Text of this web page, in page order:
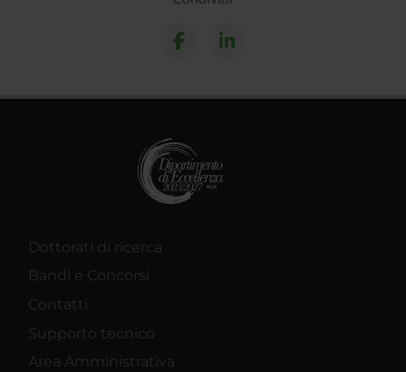
Dottorati di ricerca
Bandi e Concorsi
Contatti
Supporto tecnico
Area Amministrativa